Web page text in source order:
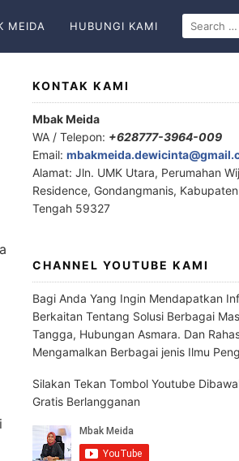
MEIDA HUBUNGI KAMI
KONTAK KAMI
Mbak Meida
WA / Telepon: +628777-3964-009
Email:
Alamat: Jln. UMK Utara, Perumahan
Residence, Gondangmanis,
Tengah 59327
CHANNEL YOUTUBE KAMI
Bagi Anda Yang Ingin Mendapatkan
Berkaitan Tentang Solusi Berbagai
Tangga, Hubungan Asmara. Dan
Mengamalkan Berbagai jenis Ilmu
Silakan Tekan Tombol Youtube
Gratis Berlangganan